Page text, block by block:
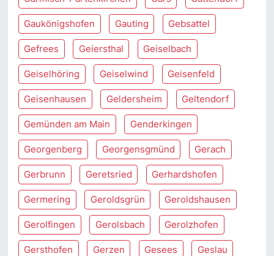
Gaukönigshofen Gauting Gebsattel
Gefrees Geiersthal Geiselbach
Geiselhöring Geiselwind Geisenfeld
Geisenhausen Geldersheim Geltendorf
Gemünden am Main Genderkingen
Georgenberg Georgensgmünd Gerach
Gerbrunn Geretsried Gerhardshofen
Germering Geroldsgrün Geroldshausen
Gerolfingen Gerolsbach Gerolzhofen
Gersthofen Gerzen Gesees Geslau